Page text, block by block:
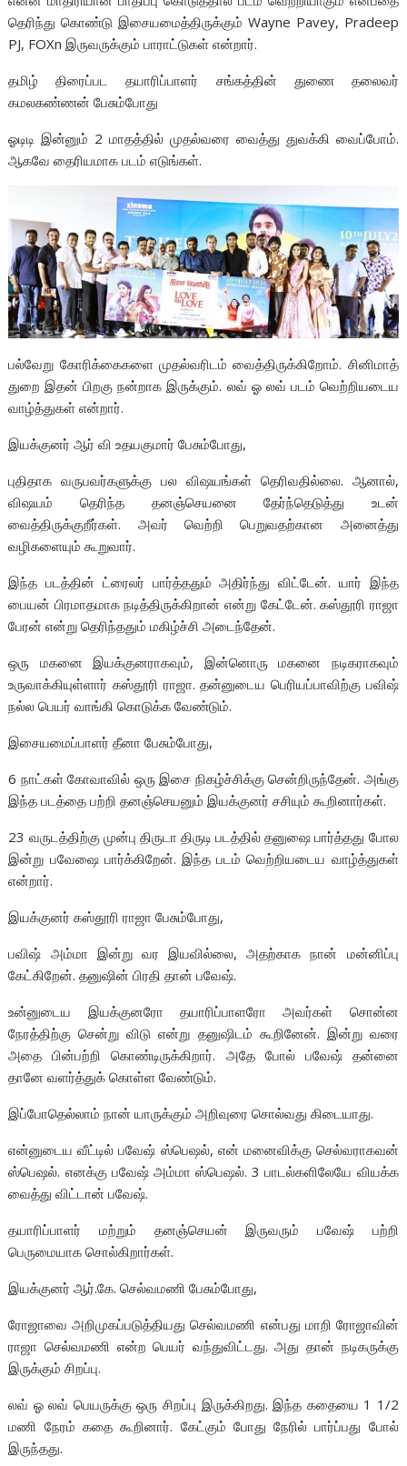
தெரிந்து கொண்டு இசையமைத்திருக்கும் Wayne Pavey, Pradeep
PJ, FOXn இருவருக்கும் பாராட்டுகள் என்றார்.
தமிழ் திரைப்பட தயாரிப்பாளர் சங்கத்தின் துணை தலைவர்
கமலகண்ணன் பேசும்போது
ஓடிடி இன்னும் 2 மாதத்தில் முதல்வரை வைத்து துவக்கி வைப்போம்.
ஆகவே தைரியமாக படம் எடுங்கள்.
பல்வேறு கோரிக்கைகளை முதல்வரிடம் வைத்திருக்கிறோம். சினிமாத்
துறை இதன் பிறகு நன்றாக இருக்கும். லவ் ஓ லவ் படம் வெற்றியடைய
வாழ்த்துகள் என்றார்.
இயக்குனர் ஆர் வி உதயகுமார் பேசும்போது,
புதிதாக வருபவர்களுக்கு பல விஷயங்கள் தெரிவதில்லை. ஆனால்,
விஷயம் தெரிந்த தனஞ்செயனை தேர்ந்தெடுத்து உடன்
வைத்திருக்குறீர்கள். அவர் வெற்றி பெறுவதற்கான அனைத்து
வழிகளையும் கூறுவார்.
இந்த படத்தின் ட்ரைலர் பார்த்ததும் அதிர்ந்து விட்டேன். யார் இந்த
பையன் பிரமாதமாக நடித்திருக்கிறான் என்று கேட்டேன். கஸ்தூரி ராஜா
பேரன் என்று தெரிந்ததும் மகிழ்ச்சி அடைந்தேன்.
ஒரு மகனை இயக்குனராகவும், இன்னொரு மகனை நடிகராகவும்
உருவாக்கியுள்ளார் கஸ்தூரி ராஜா. தன்னுடைய பெரியப்பாவிற்கு பவிஷ்
நல்ல பெயர் வாங்கி கொடுக்க வேண்டும்.
இசையமைப்பாளர் தீனா பேசும்போது,
6 நாட்கள் கோவாவில் ஒரு இசை நிகழ்ச்சிக்கு சென்றிருந்தேன். அங்கு
இந்த படத்தை பற்றி தனஞ்செயனும் இயக்குனர் சசியும் கூறினார்கள்.
23 வருடத்திற்கு முன்பு திருடா திருடி படத்தில் தனுஷை பார்த்தது போல
இன்று பவேஷை பார்க்கிறேன். இந்த படம் வெற்றியடைய வாழ்த்துகள்
என்றார்.
இயக்குனர் கஸ்தூரி ராஜா பேசும்போது,
பவிஷ் அம்மா இன்று வர இயவில்லை, அதற்காக நான் மன்னிப்பு
கேட்கிறேன். தனுஷின் பிரதி தான் பவேஷ்.
உன்னுடைய இயக்குனரோ தயாரிப்பாளரோ அவர்கள் சொன்ன
நேரத்திற்கு சென்று விடு என்று தனுஷிடம் கூறினேன். இன்று வரை
அதை பின்பற்றி கொண்டிருக்கிறார். அதே போல் பவேஷ் தன்னை
தானே வளர்த்துக் கொள்ள வேண்டும்.
இப்போதெல்லாம் நான் யாருக்கும் அறிவுரை சொல்வது கிடையாது.
என்னுடைய வீட்டில் பவேஷ் ஸ்பெஷல், என் மனைவிக்கு செல்வராகவன்
ஸ்பெஷல். எனக்கு பவேஷ் அம்மா ஸ்பெஷல். 3 பாடல்களிலேயே வியக்க
வைத்து விட்டான் பவேஷ்.
தயாரிப்பாளர் மற்றும் தனஞ்செயன் இருவரும் பவேஷ் பற்றி
பெருமையாக சொல்கிறார்கள்.
இயக்குனர் ஆர்.கே. செல்வமணி பேசும்போது,
ரோஜாவை அறிமுகப்படுத்தியது செல்வமணி என்பது மாறி ரோஜாவின்
ராஜா செல்வமணி என்ற பெயர் வந்துவிட்டது. அது தான் நடிகருக்கு
இருக்கும் சிறப்பு.
லவ் ஓ லவ் பெயருக்கு ஒரு சிறப்பு இருக்கிறது. இந்த கதையை 1 1/2
மணி நேரம் கதை கூறினார். கேட்கும் போது நேரில் பார்ப்பது போல்
இருந்தது.